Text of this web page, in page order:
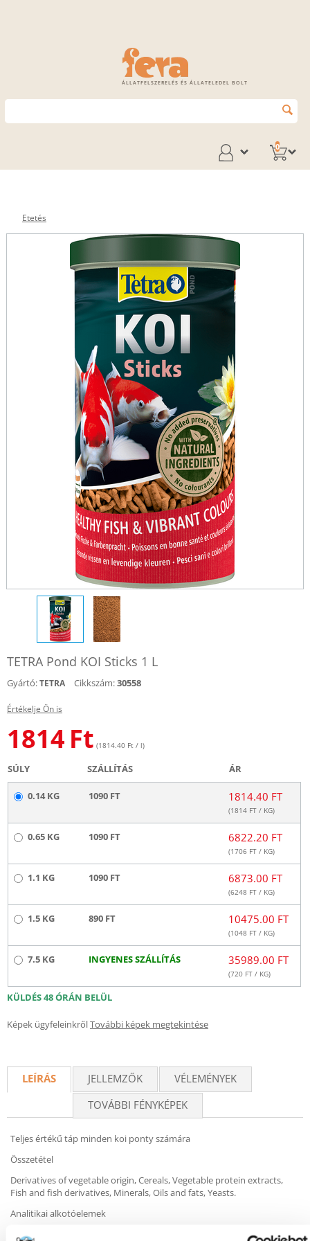
ÁLLATFELSZERELÉS ÉS ÁLLATELEDEL BOLT
0
Etetés
TETRA Pond KOI Sticks 1 L
Gyártó:TETRA Cikkszám:30558
Értékelje Ön is
1814 Ft (1814.40 Ft / l)
SÚLY SZÁLLÍTÁS ÁR
0.14 KG 1090 FT 1814.40 FT
(1814 FT / KG)
0.65 KG 1090 FT 6822.20 FT
(1706 FT / KG)
1.1 KG 1090 FT 6873.00 FT
(6248 FT / KG)
1.5 KG 890 FT 10475.00 FT
(1048 FT / KG)
7.5 KG INGYENES SZÁLLÍTÁS 35989.00 FT
(720 FT / KG)
KÜLDÉS 48 ÓRÁN BELÜL
Képek ügyfeleinkrőlTovábbi képek megtekintése
LEÍRÁS JELLEMZŐK
VÉLEMÉNYEK
TOVÁBBI FÉNYKÉPEK
Teljes értékű táp minden koi ponty számára
Összetétel
Derivatives of vegetable origin, Cereals, Vegetable protein extracts,
Fish and fish derivatives, Minerals, Oils and fats, Yeasts.
Analitikai alkotóelemek
Crude protein 31,0%, Crude oils and fats 5,0%, Crude fibre 2,0%,